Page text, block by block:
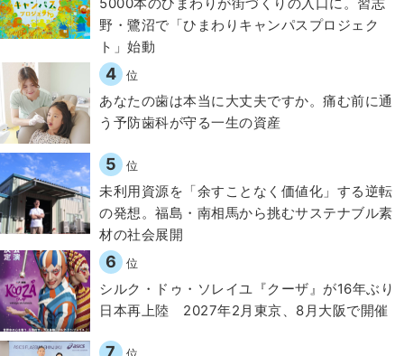
野・鷺沼で「ひまわりキャンパスプロジェク
ト」始動
4 位
​あなたの歯は本当に大丈夫ですか。痛む前に通
う予防歯科が守る一生の資産
5 位
​​未利用資源を「余すことなく価値化」する逆転
の発想。福島・南相馬から挑むサステナブル素
材の社会展開​
6 位
シルク・ドゥ・ソレイユ『クーザ』が16年ぶり
日本再上陸 2027年2月東京、8月大阪で開催
7 位